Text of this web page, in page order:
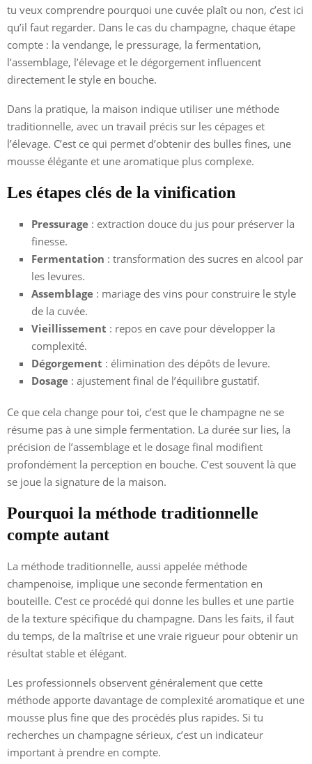
tu veux comprendre pourquoi une cuvée plaît ou non, c’est ici
qu’il faut regarder. Dans le cas du champagne, chaque étape
compte : la vendange, le pressurage, la fermentation,
l’assemblage, l’élevage et le dégorgement influencent
directement le style en bouche.
Dans la pratique, la maison indique utiliser une méthode
traditionnelle, avec un travail précis sur les cépages et
l’élevage. C’est ce qui permet d’obtenir des bulles fines, une
mousse élégante et une aromatique plus complexe.
Les étapes clés de la vinification
Pressurage : extraction douce du jus pour préserver la
finesse.
Fermentation : transformation des sucres en alcool par
les levures.
Assemblage : mariage des vins pour construire le style
de la cuvée.
Vieillissement : repos en cave pour développer la
complexité.
Dégorgement : élimination des dépôts de levure.
Dosage : ajustement final de l’équilibre gustatif.
Ce que cela change pour toi, c’est que le champagne ne se
résume pas à une simple fermentation. La durée sur lies, la
précision de l’assemblage et le dosage final modifient
profondément la perception en bouche. C’est souvent là que
se joue la signature de la maison.
Pourquoi la méthode traditionnelle
compte autant
La méthode traditionnelle, aussi appelée méthode
champenoise, implique une seconde fermentation en
bouteille. C’est ce procédé qui donne les bulles et une partie
de la texture spécifique du champagne. Dans les faits, il faut
du temps, de la maîtrise et une vraie rigueur pour obtenir un
résultat stable et élégant.
Les professionnels observent généralement que cette
méthode apporte davantage de complexité aromatique et une
mousse plus fine que des procédés plus rapides. Si tu
recherches un champagne sérieux, c’est un indicateur
important à prendre en compte.